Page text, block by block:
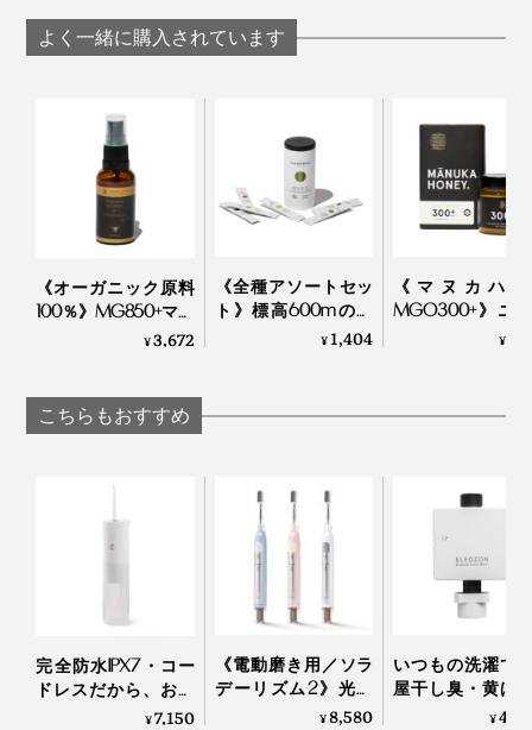
幸い、私はまだ花粉症を発症してはいませんが、花粉が
多く飛ぶ日は目がしょぼしょぼすることも。いつ来るか
花粉が体内に侵入するのを少しでも阻止するため、帰宅
したら「コートをはらって『noppy』で鼻洗い」を敢行
したいと思います。
よく一緒に購入されています
《オーガニック原料
100％》MG850+マヌ
カハニー配合、アル
ポリス スプレー」｜
24 ORGANIC DAYS
¥3,672
《全種アソートセッ
ト》標高600mの静
岡・有機茶畑で育っ
¥1,404
《マヌカハ
MGO300+》ニ
ジーランド政
¥
こちらもおすすめ
完全防水IPX7・コー
ドレスだから、お風
呂場でも、出張先で
¥7,150
《電動磨き用／ソラ
デーリズム2》光触
媒の効果で、歯磨き
¥8,580
いつもの洗濯で
屋干し臭・黄ば
カビ対策できる
¥